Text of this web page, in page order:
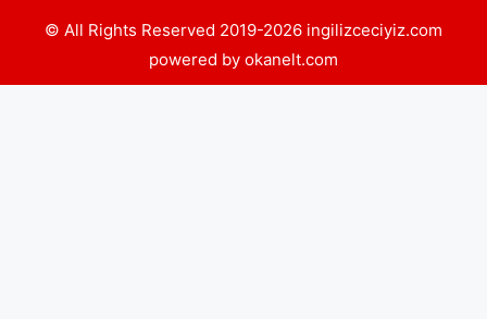
© All Rights Reserved 2019-2026 ingilizceciyiz.com
powered by okanelt.com